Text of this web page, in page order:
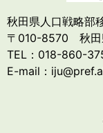
秋田県人口戦略部
〒010-8570 秋田
TEL：018-860-
E-mail：